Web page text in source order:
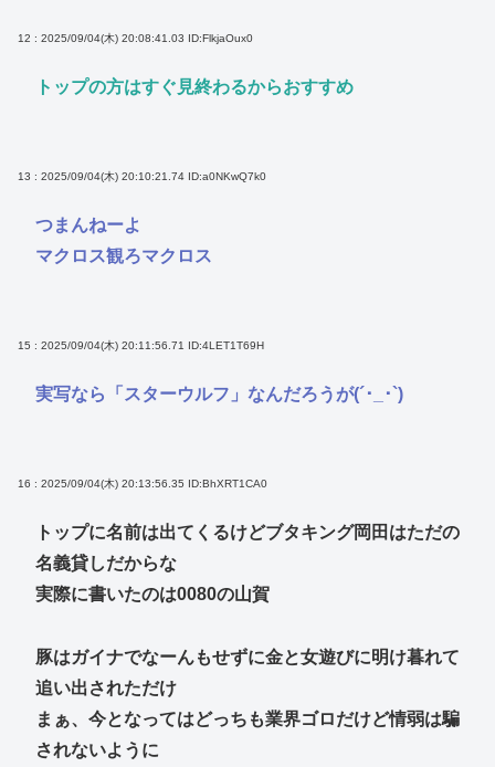
12 : 2025/09/04(木) 20:08:41.03 ID:FlkjaOux0
トップの方はすぐ見終わるからおすすめ
13 : 2025/09/04(木) 20:10:21.74 ID:a0NKwQ7k0
つまんねーよ
マクロス観ろマクロス
15 : 2025/09/04(木) 20:11:56.71 ID:4LET1T69H
実写なら「スターウルフ」なんだろうが(´･_･`)
16 : 2025/09/04(木) 20:13:56.35 ID:BhXRT1CA0
トップに名前は出てくるけどブタキング岡田はただの
名義貸しだからな
実際に書いたのは0080の山賀
豚はガイナでなーんもせずに金と女遊びに明け暮れて
追い出されただけ
まぁ、今となってはどっちも業界ゴロだけど情弱は騙
されないように